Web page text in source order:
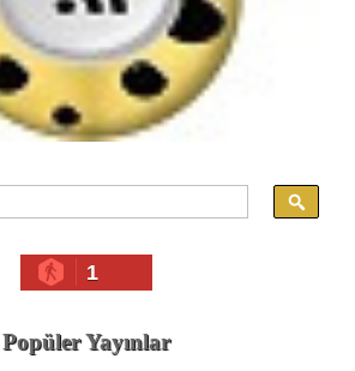
1
Popüler Yayınlar